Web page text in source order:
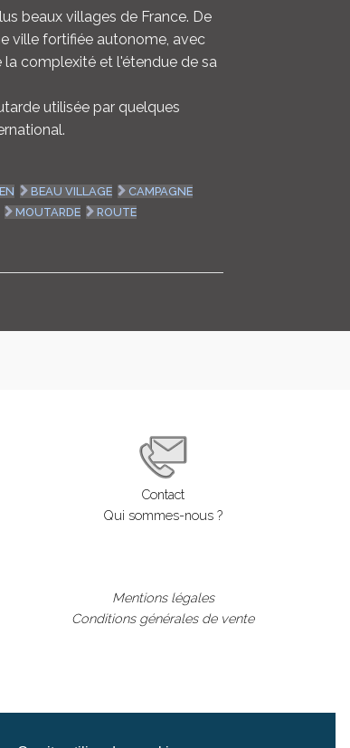
beaux villages de France. De
ville fortifiée autonome, avec
la complexité et l'étendue de sa
utilisée par quelques
BEAU VILLAGE
CAMPAGNE
MOUTARDE
ROUTE
Contact
Qui sommes-nous ?
Mentions légales
Conditions générales de vente